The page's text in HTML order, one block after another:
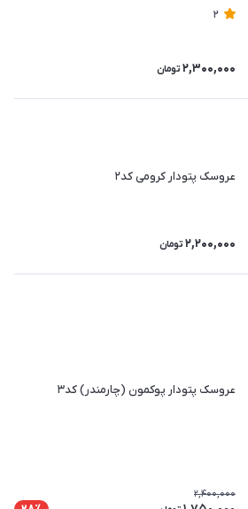
2
2,300,000 تومان
عروسک پتودار کرومی کد۲
2,200,000 تومان
عروسک پتودار پوکمون (چارمندر) کد۳
2,400,000